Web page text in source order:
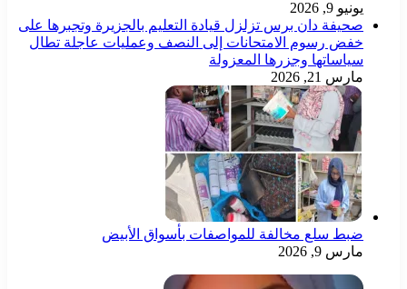
صحيفة دان برس تزلزل قيادة التعليم بالجزيرة وتجبرها على
خفض رسوم الامتحانات إلى النصف وعمليات عاجلة تطال
سياساتها وجزرها المعزولة
ضبط سلع مخالفة للمواصفات بأسواق الأبيض